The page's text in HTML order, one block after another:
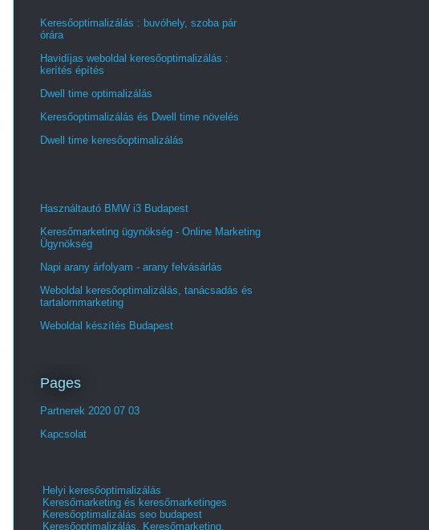
Keresőoptimalizálás : buvóhely, szoba pár
órára
Havidíjas weboldal keresőoptimalizálás :
kerítés építés
Dwell time optimalizálás
Keresőoptimalizálás és Dwell time növelés
Dwell time keresőoptimalizálás
Használtautó BMW i3 Budapest
Keresőmarketing ügynökség - Online Marketing
Ügynökség
Napi arany árfolyam - arany felvásárlás
Weboldal keresőoptimalizálás, tanácsadás és
tartalommarketing
Weboldal készítés Budapest
Pages
Partnerek 2020 07 03
Kapcsolat
Helyi keresőoptimalizálás
Keresőmarketing és keresőmarketinges
Keresőoptimalizálás seo budapest
Keresőoptimalizálás, Keresőmarketing,